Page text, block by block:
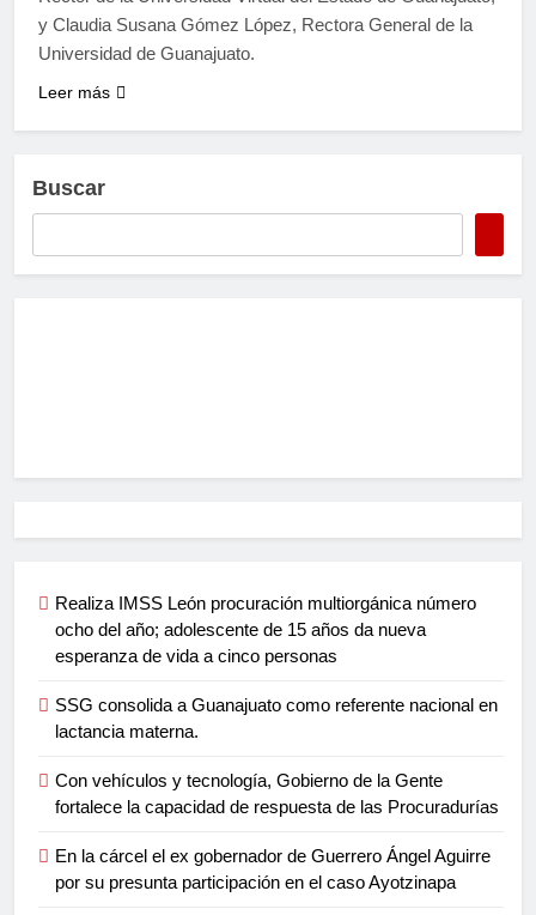
y Claudia Susana Gómez López, Rectora General de la
Universidad de Guanajuato.
Leer más
Buscar
Realiza IMSS León procuración multiorgánica número
ocho del año; adolescente de 15 años da nueva
esperanza de vida a cinco personas
SSG consolida a Guanajuato como referente nacional en
lactancia materna.
Con vehículos y tecnología, Gobierno de la Gente
fortalece la capacidad de respuesta de las Procuradurías
En la cárcel el ex gobernador de Guerrero Ángel Aguirre
por su presunta participación en el caso Ayotzinapa